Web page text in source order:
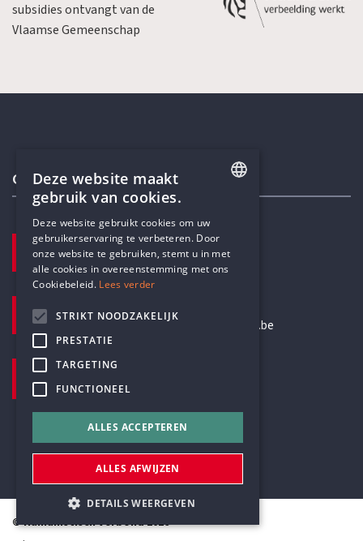
subsidies ontvangt van de
Vlaamse Gemeenschap
Contactgegevens
TELEFOON
+32 3 233 70 32
secretariaat@humanistischverbond.be
BEZOEKADRES
Pottenbrug 4
© Humanistisch Verbond 2026
DUTCH
Deze website maakt
gebruik van cookies.
Deze website gebruikt cookies om uw
gebruikerservaring te verbeteren. Door
onze website te gebruiken, stemt u in met
alle cookies in overeenstemming met ons
Cookiebeleid. Lees verder
STRIKT NOODZAKELIJK
PRESTATIE
TARGETING
FUNCTIONEEL
ALLES ACCEPTEREN
ALLES AFWIJZEN
DETAILS WEERGEVEN